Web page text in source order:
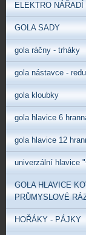
ELEKTRO NÁŘADÍ
GOLA SADY
gola ráčny - trháky
gola nástavce -
gola kloubky
gola hlavice 6
gola hlavice 12
univerzální hlavice
GOLA HLAVICE
PRŮMYSLOVÉ
HOŘÁKY - PÁJKY